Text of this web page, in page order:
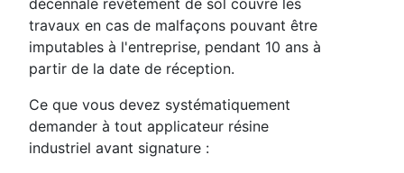
travaux en cas de malfaçons pouvant être
imputables à l'entreprise, pendant 10 ans à
partir de la date de réception.
Ce que vous devez systématiquement
demander à tout applicateur résine
industriel avant signature :